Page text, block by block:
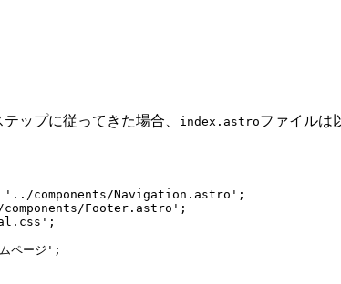
ップに従ってきた場合、 index.astroファイルは
' ../components/Navigation.astro ' ;
Footer.astro ' ;
' ;
ページ ' ;